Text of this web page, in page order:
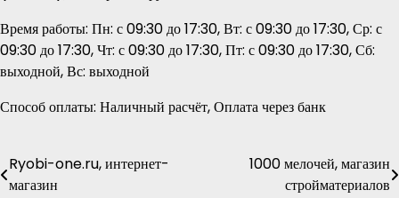
Время работы: Пн: с 09:30 до 17:30, Вт: с 09:30 до 17:30, Ср: с
09:30 до 17:30, Чт: с 09:30 до 17:30, Пт: с 09:30 до 17:30, Сб:
выходной, Вс: выходной
Способ оплаты: Наличный расчёт, Оплата через банк
Навигация
Ryobi-one.ru, интернет-
магазин
1000 мелочей, магазин
стройматериалов